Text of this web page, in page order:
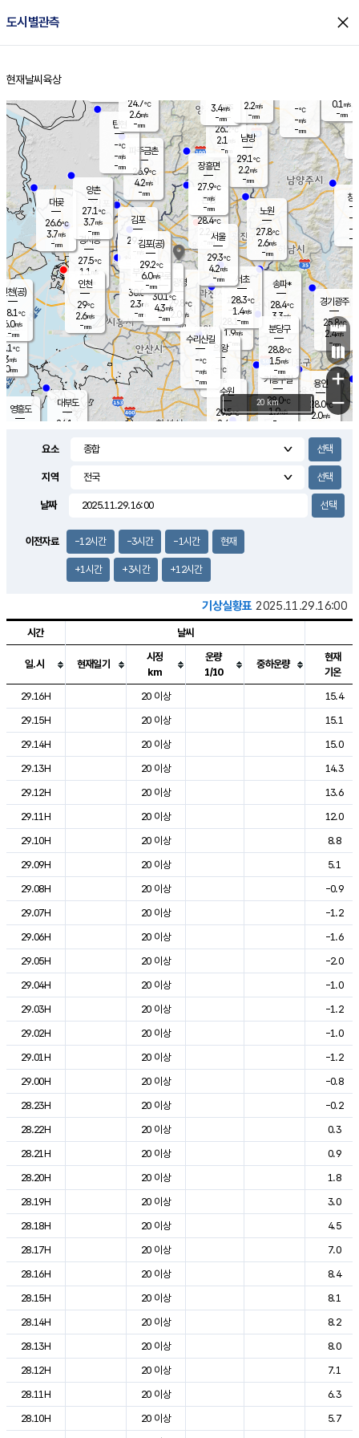
도시별관측 close
홈
현재날씨 육상
의도
℃
m/s
mm
영흥도
양주
26.2℃
2.1
-mm
과천
28.1℃
1.9m/s
- mm
용인
28.0℃
2.0m/s
경기광주
25.8℃
2.4m/s
-mm
1.4m/s
대부도
24.1
14.5
경서동
27.5℃
1.1 m/s
-mm
파주금촌
26.9℃
4.2m/s
-mm
-℃
-m/s
-mm
대곶
26.6℃
3.7m/s
-mm
창
-
-m/
-
탄현
-℃
-m/s
-mm
0.1 m/s
-mm
의왕
- ℃
m/s
mm
김포
29.4℃
-m/s
mm
광명
29.8 ℃
2.0 m/s
-mm
부천
30.0℃
2.3m/s
-mm
양촌
27.1℃
3.7m/s
-mm
구로
30.1℃
4.3m/s
-mm
은평
28.4℃
2.2 m/s
- mm
노원
27.8℃
2.6m/s
-mm
송파*
28.4℃
3.3m/s
-mm
서초
28.3℃
1.4m/s
-mm
남방
29.1℃
2.2m/s
-mm
기흥구갈
28.0℃
1.9m/s
-
수리산길
-℃
-m/s
-mm
분당구
28.8℃
1.5m/s
-mm
장흥면
27.9℃
-m/s
-mm
3.4m/s
-mm
인천(공)
28.1℃
6.0m/s
-mm
김포(공)
29.2℃
6.0m/s
-mm
수원
29.5℃
2.4 m/s
인천
29℃
2.6m/s
-mm
서울
29.3℃
4.2m/s
-mm
24.7℃
2.6m/s
-mm
2.2m/s
-mm
+
−
20 km
요소
지역
날짜
이전자료 -12시간 -3시간 -1시간 현재
+1시간 +3시간 +12시간
기상실황표 2025.11.29.16:00
도시별 기상실황표로 지점, 날씨, 기온, 강수, 바람, 기압등을 안내한 표입
시간 날씨
일.시 현재일기
시정
km
운량
1/10
중하운량
현재
기온
29.16H
20 이상
15.4
29.15H
20 이상
15.1
29.14H
20 이상
15.0
29.13H
20 이상
14.3
29.12H
20 이상
13.6
29.11H
20 이상
12.0
29.10H
20 이상
8.8
29.09H
20 이상
5.1
29.08H
20 이상
-0.9
29.07H
20 이상
-1.2
29.06H
20 이상
-1.6
29.05H
20 이상
-2.0
29.04H
20 이상
-1.0
29.03H
20 이상
-1.2
29.02H
20 이상
-1.0
29.01H
20 이상
-1.2
29.00H
20 이상
-0.8
28.23H
20 이상
-0.2
28.22H
20 이상
0.3
28.21H
20 이상
0.9
28.20H
20 이상
1.8
28.19H
20 이상
3.0
28.18H
20 이상
4.5
28.17H
20 이상
7.0
28.16H
20 이상
8.4
28.15H
20 이상
8.1
28.14H
20 이상
8.2
28.13H
20 이상
8.0
28.12H
20 이상
7.1
28.11H
20 이상
6.3
28.10H
20 이상
5.7